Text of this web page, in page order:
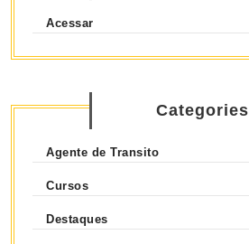
Acessar
Categories
Agente de Transito
Cursos
Destaques